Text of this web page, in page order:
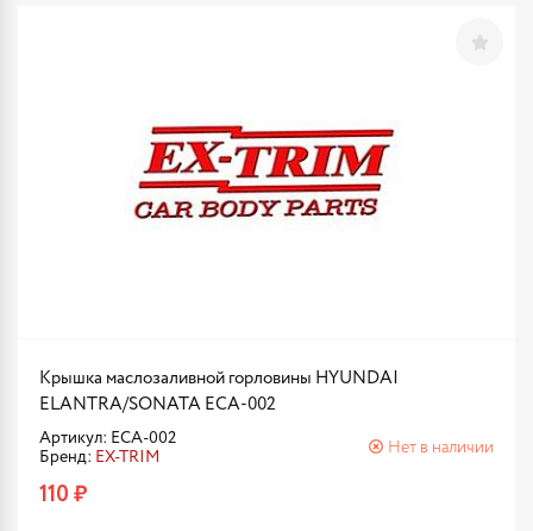
Крышка маслозаливной горловины HYUNDAI
ELANTRA/SONATA ECA-002
Артикул: ECA-002
Бренд: EX-TRIM
Нет в наличии
110 ₽